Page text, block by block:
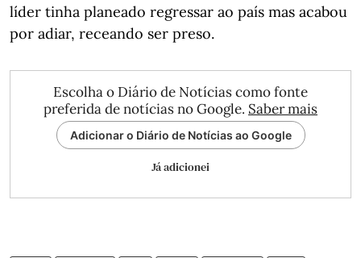
líder tinha planeado regressar ao país mas acabou
por adiar, receando ser preso.
Escolha o Diário de Notícias como fonte
preferida de notícias no Google. Saber mais
Adicionar o Diário de Notícias ao Google
Já adicionei